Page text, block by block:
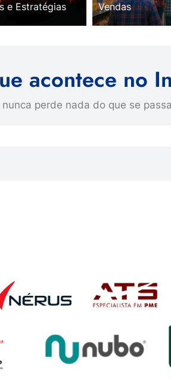
e Estratégias
Vendas
acontece no
perde nada do que se